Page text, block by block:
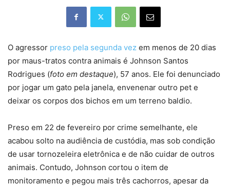
O agressor preso pela segunda vez em menos de 20 dias
por maus-tratos contra animais é Johnson Santos
Rodrigues (foto em destaque), 57 anos. Ele foi denunciado
por jogar um gato pela janela, envenenar outro pet e
deixar os corpos dos bichos em um terreno baldio.
Preso em 22 de fevereiro por crime semelhante, ele
acabou solto na audiência de custódia, mas sob condição
de usar tornozeleira eletrônica e de não cuidar de outros
animais. Contudo, Johnson cortou o item de
monitoramento e pegou mais três cachorros, apesar da